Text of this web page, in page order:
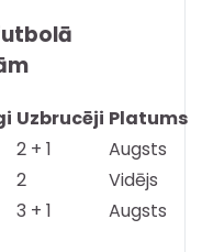
Uzbrucēji Platums
2 + 1
Augsts
2
Vidējs
3 + 1 Augsts